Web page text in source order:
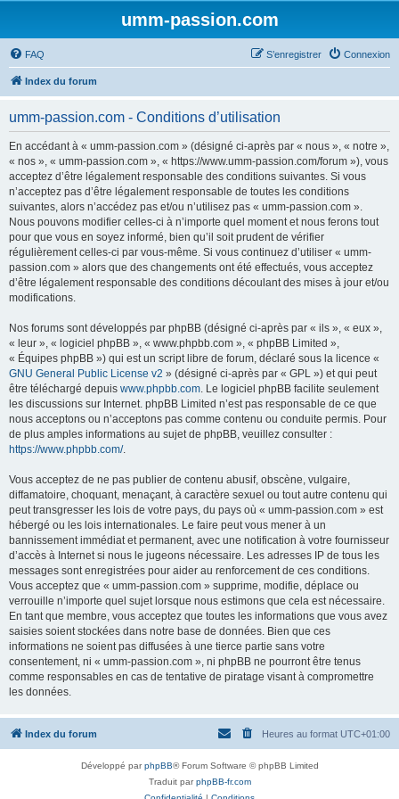
umm-passion.com
FAQ Connexion
S’enregistrer
Index du forum
umm-passion.com - Conditions d’utilisation
En accédant à « umm-passion.com » (désigné ci-après par « nous », « notre »,
« nos », « umm-passion.com », « https://www.umm-passion.com/forum »), vous
acceptez d’être légalement responsable des conditions suivantes. Si vous
n’acceptez pas d’être légalement responsable de toutes les conditions
suivantes, alors n’accédez pas et/ou n’utilisez pas « umm-passion.com ».
Nous pouvons modifier celles-ci à n’importe quel moment et nous ferons tout
pour que vous en soyez informé, bien qu’il soit prudent de vérifier
régulièrement celles-ci par vous-même. Si vous continuez d’utiliser « umm-
passion.com » alors que des changements ont été effectués, vous acceptez
d’être légalement responsable des conditions découlant des mises à jour et/ou
modifications.
Nos forums sont développés par phpBB (désigné ci-après par « ils », « eux »,
« leur », « logiciel phpBB », « www.phpbb.com », « phpBB Limited »,
« Équipes phpBB ») qui est un script libre de forum, déclaré sous la licence «
GNU General Public License v2 » (désigné ci-après par « GPL ») et qui peut
être téléchargé depuis www.phpbb.com. Le logiciel phpBB facilite seulement
les discussions sur Internet. phpBB Limited n’est pas responsable de ce que
nous acceptons ou n’acceptons pas comme contenu ou conduite permis. Pour
de plus amples informations au sujet de phpBB, veuillez consulter :
https://www.phpbb.com/.
Vous acceptez de ne pas publier de contenu abusif, obscène, vulgaire,
diffamatoire, choquant, menaçant, à caractère sexuel ou tout autre contenu qui
peut transgresser les lois de votre pays, du pays où « umm-passion.com » est
hébergé ou les lois internationales. Le faire peut vous mener à un
bannissement immédiat et permanent, avec une notification à votre fournisseur
d’accès à Internet si nous le jugeons nécessaire. Les adresses IP de tous les
messages sont enregistrées pour aider au renforcement de ces conditions.
Vous acceptez que « umm-passion.com » supprime, modifie, déplace ou
verrouille n’importe quel sujet lorsque nous estimons que cela est nécessaire.
En tant que membre, vous acceptez que toutes les informations que vous avez
saisies soient stockées dans notre base de données. Bien que ces
informations ne soient pas diffusées à une tierce partie sans votre
consentement, ni « umm-passion.com », ni phpBB ne pourront être tenus
comme responsables en cas de tentative de piratage visant à compromettre
les données.
Index du forum Heures au format UTC+01:00
Développé parphpBB® Forum Software © phpBB Limited
Traduit parphpBB-fr.com